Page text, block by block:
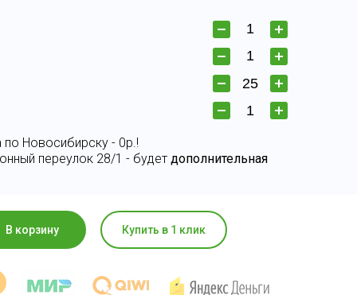
по Новосибирску - 0р.!
переулок 28/1 - будет дополнительная
В корзину Купить в 1 клик